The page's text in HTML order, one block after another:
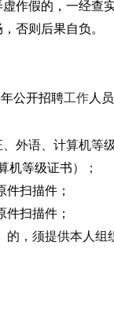
作假的，一经查
， 否则后果自负。
公开招聘工作人
外语、计算机等
机等级证书）；
扫描件；
扫描件；
，须提供本人组